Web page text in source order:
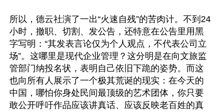
所以，德云社演了一出“火速自残”的苦肉计。不到24
小时，撤职、切割、发公告，还特意在公告里用黑
字写明：“其发表言论仅为个人观点，不代表公司立
场”。这哪里是现代企业管理？这分明是在向文旅监
管部门纳投名状，表明自己依旧下跪的姿势。而这
也向所有人展示了一个极其荒诞的现实：在今天的
中国，哪怕你身处民间最顶级的艺术团体，你只要
敢公开呼吁作品应该讲真话、应该反映老百姓的真